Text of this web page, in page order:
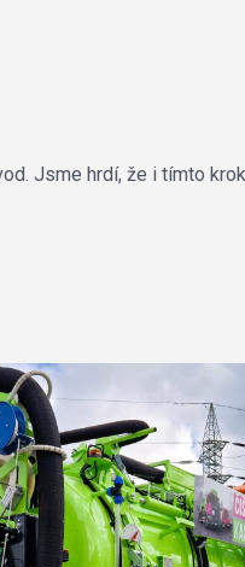
Jsme hrdí, že i tímto